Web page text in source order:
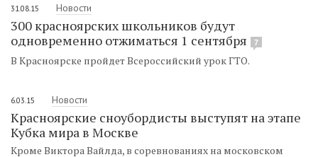
31.08.15 Новости
300 красноярских школьников будут
одновременно отжиматься 1 сентября
7
В Красноярске пройдет Всероссийский урок ГТО.
6.03.15 Новости
Красноярские сноубордисты выступят на этапе
Кубка мира в Москве
Кроме Виктора Вайлда, в соревнованиях на московском